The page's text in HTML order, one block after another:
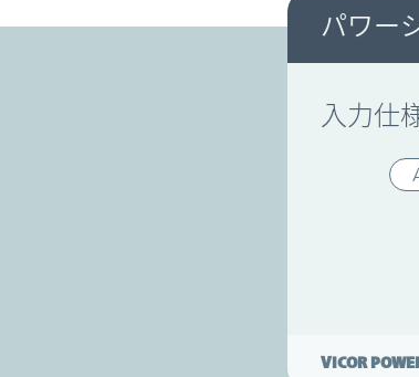
パワーシステムデザイナー
パワー
入力仕
VICOR